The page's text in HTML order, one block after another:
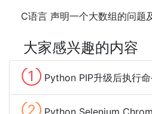
C语言 声明一个大数组的问题
大家感兴趣的内容
① Python PIP升级后执行命令报错：
②